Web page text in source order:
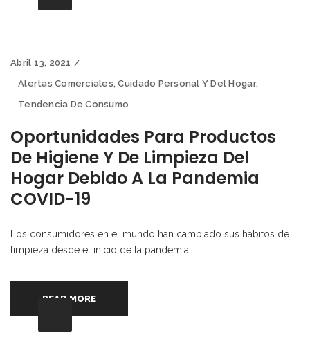
Abril 13, 2021
Alertas Comerciales,Cuidado Personal Y Del Hogar,
Tendencia De Consumo
Oportunidades Para Productos
De Higiene Y De Limpieza Del
Hogar Debido A La Pandemia
COVID-19
Los consumidores en el mundo han cambiado sus hábitos de
limpieza desde el inicio de la pandemia.
READ MORE